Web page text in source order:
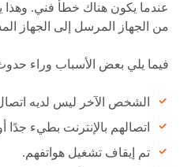
عندما يكون هناك خطأ فني. وهذا
من الجهاز المرسل إلى الجهاز
فيما يلي بعض الأسباب وراء
الشخص الآخر ليس لديه اتصال
اتصالهم بالإنترنت بطيء جدًا
تم إيقاف تشغيل هواتفهم.